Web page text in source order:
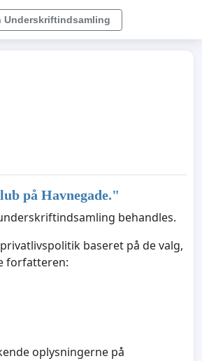
Underskriftindsamling
på Havnegade."
behandles.
baseret på de valg,
forfatteren:
oplysningerne på